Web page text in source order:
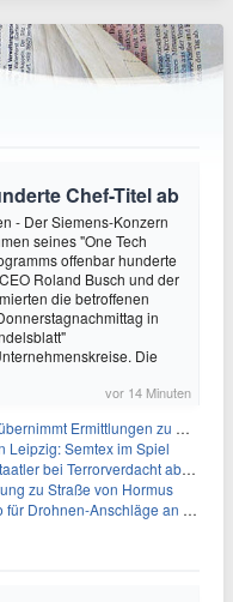
Chef-Titel ab
- Der Siemens-Konzern
seines "One Tech
offenbar hunderte
Roland Busch und der
die betroffenen
in
Die
vor 14 Minuten
Ermittlungen zu Drohnenvorfall
Leipzig: Semtex im Spiel
bei Terrorverdacht abschieben
zu Straße von Hormus
Anschläge an Flughäfen